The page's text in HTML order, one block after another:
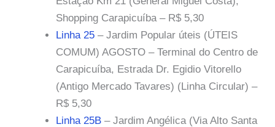
Shopping Carapicuíba – R$ 5,30
Linha 25 – Jardim Popular úteis (ÚTEIS
COMUM) AGOSTO – Terminal do Centro de
Carapicuíba, Estrada Dr. Egidio Vitorello
(Antigo Mercado Tavares) (Linha Circular) –
R$ 5,30
Linha 25B – Jardim Angélica (Via Alto Santa